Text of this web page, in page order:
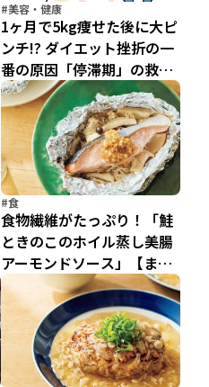
#美容・健康
1ヶ月で5kg痩せた後に大ピ
ンチ!? ダイエット挫折の一
番の原因「停滞期」の救世
主
#食
食物繊維がたっぷり！「鮭
ときのこのホイル蒸し美腸
アーモンドソース」【まる
さんの腸活ダイエット】